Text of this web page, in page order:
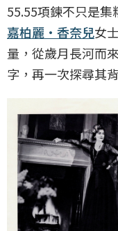
55.55項鍊不只是
嘉柏麗·香奈兒女
量，從歲月長河而
字，再一次探尋其